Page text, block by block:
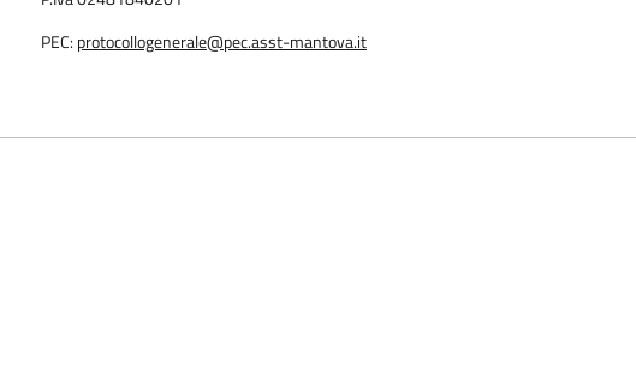
PEC: protocollogenerale@pec.asst-mantova.it